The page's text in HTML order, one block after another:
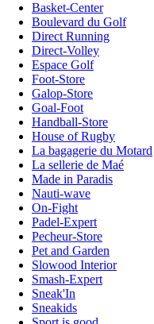
Basket-Center
Boulevard du Golf
Direct Running
Direct-Volley
Espace Golf
Foot-Store
Galop-Store
Goal-Foot
Handball-Store
House of Rugby
La bagagerie du Motard
La sellerie de Maé
Made in Paradis
Nauti-wave
On-Fight
Padel-Expert
Pecheur-Store
Pet and Garden
Slowood Interior
Smash-Expert
Sneak'In
Sneakids